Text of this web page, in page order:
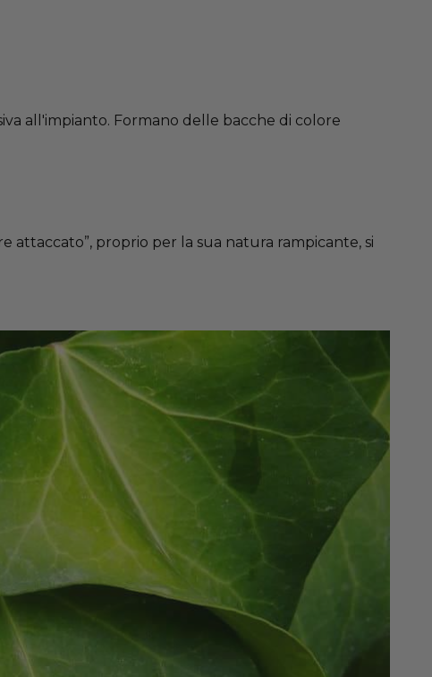
all'impianto. Formano delle bacche di colore
attaccato”, proprio per la sua natura rampicante, si